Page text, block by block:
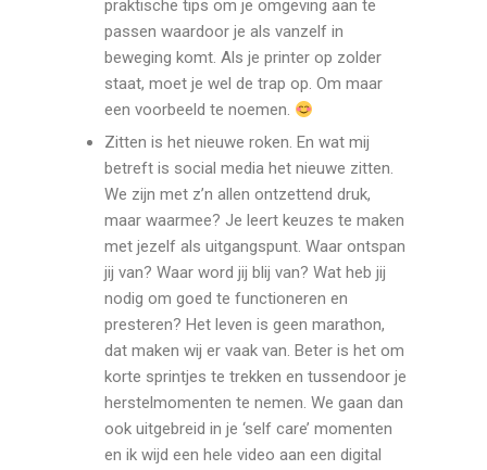
praktische tips om je omgeving aan te
passen waardoor je als vanzelf in
beweging komt. Als je printer op zolder
staat, moet je wel de trap op. Om maar
een voorbeeld te noemen.
Zitten is het nieuwe roken. En wat mij
betreft is social media het nieuwe zitten.
We zijn met z’n allen ontzettend druk,
maar waarmee? Je leert keuzes te maken
met jezelf als uitgangspunt. Waar ontspan
jij van? Waar word jij blij van? Wat heb jij
nodig om goed te functioneren en
presteren? Het leven is geen marathon,
dat maken wij er vaak van. Beter is het om
korte sprintjes te trekken en tussendoor je
herstelmomenten te nemen. We gaan dan
ook uitgebreid in je ‘self care’ momenten
en ik wijd een hele video aan een digital